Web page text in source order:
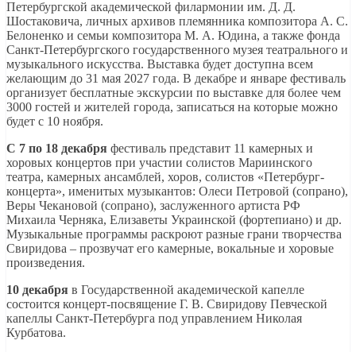
Петербургской академической филармонии им. Д. Д.
Шостаковича, личных архивов племянника композитора А. С.
Белоненко и семьи композитора М. А. Юдина, а также фонда
Санкт-Петербургского государственного музея театрального и
музыкального искусства. Выставка будет доступна всем
желающим до 31 мая 2027 года. В декабре и январе фестиваль
организует бесплатные экскурсии по выставке для более чем
3000 гостей и жителей города, записаться на которые можно
будет с 10 ноября.
С 7 по 18 декабря фестиваль представит 11 камерных и
хоровых концертов при участии солистов Мариинского
театра, камерных ансамблей, хоров, солистов «Петербург-
концерта», именитых музыкантов: Олеси Петровой (сопрано),
Веры Чекановой (сопрано), заслуженного артиста РФ
Михаила Черняка, Елизаветы Украинской (фортепиано) и др.
Музыкальные программы раскроют разные грани творчества
Свиридова – прозвучат его камерные, вокальные и хоровые
произведения.
10 декабря в Государственной академической капелле
состоится концерт-посвящение Г. В. Свиридову Певческой
капеллы Санкт-Петербурга под управлением Николая
Курбатова.